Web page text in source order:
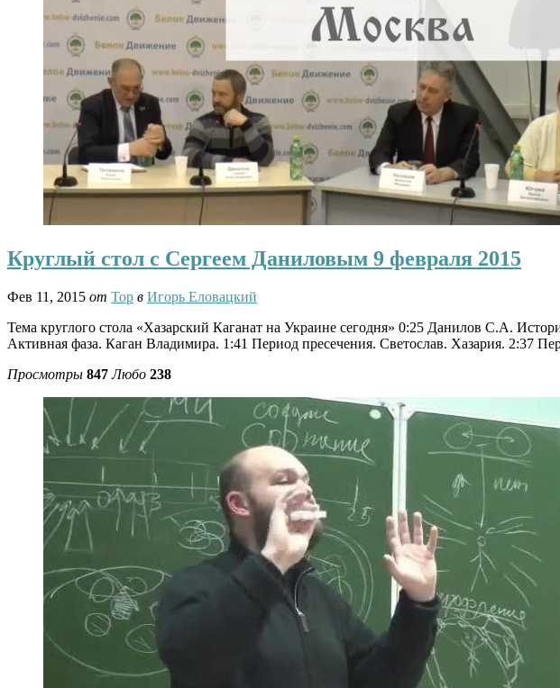
Круглый стол с Сергеем Даниловым 9 февраля 2015
Фев 11, 2015 от Тор в Игорь Еловацкий
Тема круглого стола «Хазарский Каганат на Украине сегодня» 0:25 Данилов С.А.
Активная фаза. Каган Владимира. 1:41 Период пресечения. Светослав. Хазария. 2:37
Просмотры 847 Любо 238